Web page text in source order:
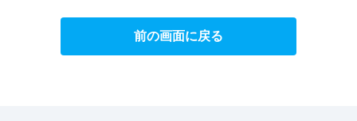
前の画面に戻る